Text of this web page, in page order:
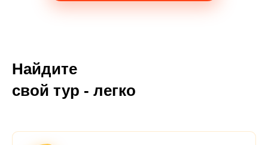
Найдите
свой тур - легко